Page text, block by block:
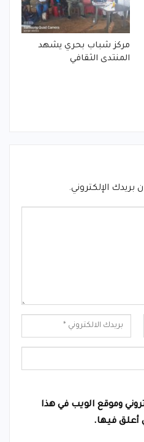
مركز شباب بحري يشهد
المنتدى الثقافي
بريدك الإلكتروني.
وموقع الويب في هذا
أعلق فيها.